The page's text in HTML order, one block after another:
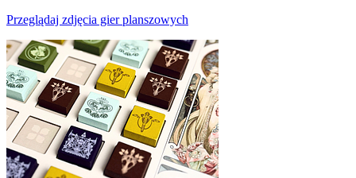
Przeglądaj zdjęcia gier planszowych